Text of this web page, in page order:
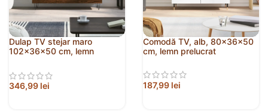
Dulap TV stejar maro
102x36x50 cm, lemn
346,99 lei
Comodă TV, alb, 80x36x50
cm, lemn prelucrat
187,99 lei